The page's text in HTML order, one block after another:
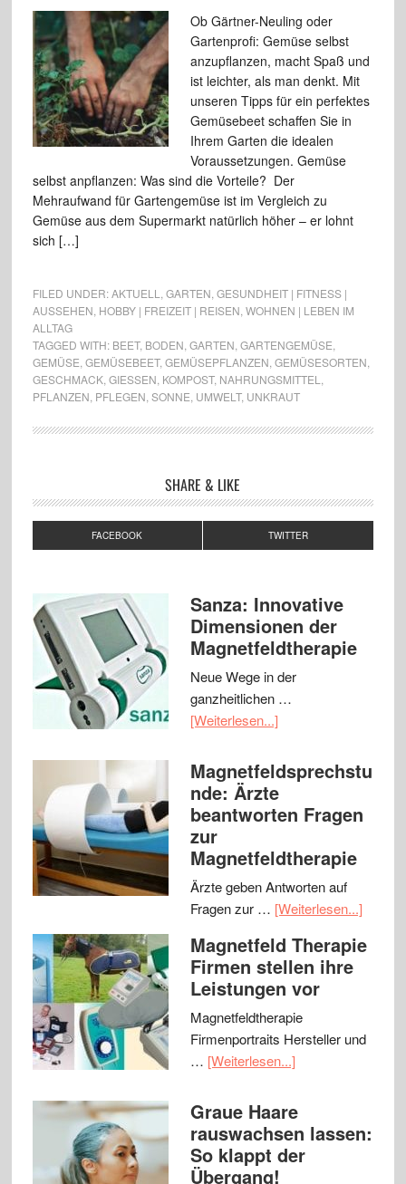
Ob Gärtner-Neuling oder
Gartenprofi: Gemüse selbst
anzupflanzen, macht Spaß und
ist leichter, als man denkt. Mit
unseren Tipps für ein perfektes
Gemüsebeet schaffen Sie in
Ihrem Garten die idealen
Voraussetzungen. Gemüse
selbst anpflanzen: Was sind die Vorteile? Der
Mehraufwand für Gartengemüse ist im Vergleich zu
Gemüse aus dem Supermarkt natürlich höher – er lohnt
sich […]
FILED UNDER:AKTUELL GARTEN GESUNDHEIT | FITNESS |
AUSSEHEN HOBBY | FREIZEIT | REISEN WOHNEN | LEBEN IM
ALLTAG
TAGGED WITH: BEET, BODEN GARTEN GARTENGEMÜSE
GEMÜSE GEMÜSEBEET, GEMÜSEPFLANZEN GEMÜSESORTEN
GESCHMACK, GIESSEN KOMPOST, NAHRUNGSMITTEL
PFLANZEN PFLEGEN SONNE UMWELT, UNKRAUT
SHARE & LIKE
FACEBOOK TWITTER
Sanza: Innovative
Dimensionen der
Magnetfeldtherapie
Neue Wege in der
ganzheitlichen …
[Weiterlesen...]
Magnetfeldsprechstu
nde: Ärzte
beantworten Fragen
zur
Magnetfeldtherapie
Ärzte geben Antworten auf
Fragen zur … [Weiterlesen...]
Magnetfeld Therapie
Firmen stellen ihre
Leistungen vor
Magnetfeldtherapie
Firmenportraits Hersteller und
… [Weiterlesen...]
Graue Haare
rauswachsen lassen:
So klappt der
Übergang!